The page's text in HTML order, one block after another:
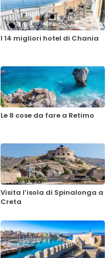
I 14 migliori hotel di Chania
Le 8 cose da fare a Retimo
Visita l’isola di Spinalonga a
Creta